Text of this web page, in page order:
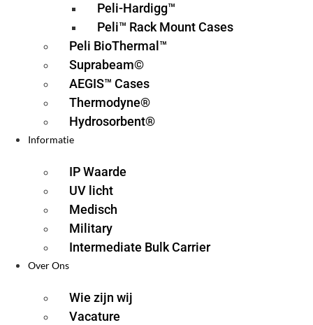
Peli-Hardigg™
Peli™ Rack Mount Cases
Peli BioThermal™
Suprabeam©
AEGIS™ Cases
Thermodyne®
Hydrosorbent®
Informatie
IP Waarde
UV licht
Medisch
Military
Intermediate Bulk Carrier
Over Ons
Wie zijn wij
Vacature